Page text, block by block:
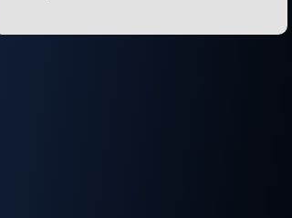
Alternative: